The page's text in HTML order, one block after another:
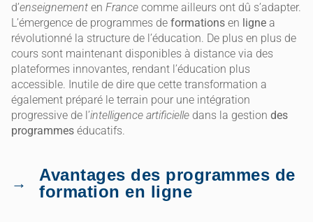
d’enseignement en France comme ailleurs ont dû s’adapter.
L’émergence de programmes de formations en ligne a
révolutionné la structure de l’éducation. De plus en plus de
cours sont maintenant disponibles à distance via des
plateformes innovantes, rendant l’éducation plus
accessible. Inutile de dire que cette transformation a
également préparé le terrain pour une intégration
progressive de l’intelligence artificielle dans la gestion des
programmes éducatifs.
Avantages des programmes de
formation en ligne